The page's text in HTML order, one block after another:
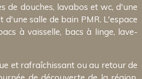
de douches, lavabos et wc, d'une
d'une salle de bain PMR. L'espace
à vaisselle, bacs à linge, lave-
et rafraîchissant ou au retour de